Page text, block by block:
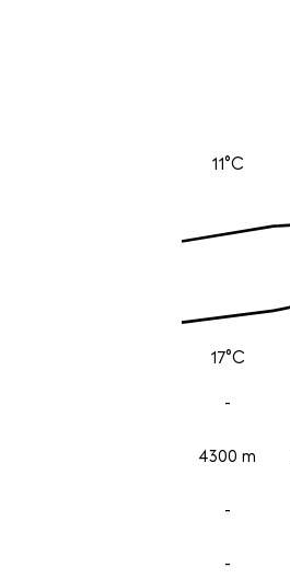
11°C
17°C
-
4300 m
-
-